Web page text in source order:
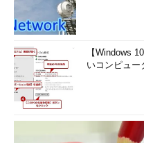
【Windows
いコンピュー